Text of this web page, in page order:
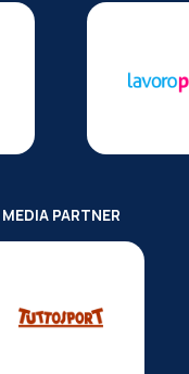
MEDIA PARTNER